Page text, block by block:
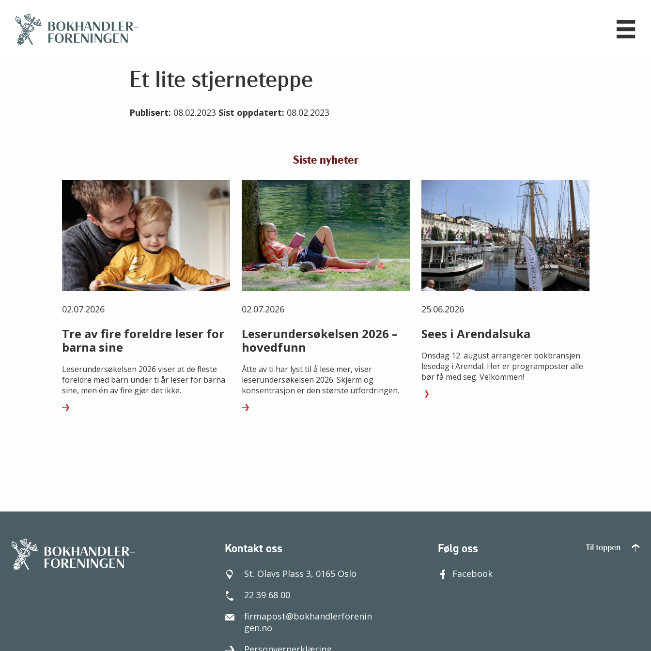
Et lite stjerneteppe
Publisert: 08.02.2023 Sist oppdatert: 08.02.2023
Siste nyheter
02.07.2026
Tre av fire foreldre leser for
barna sine
Leserundersøkelsen 2026 viser at de fleste
foreldre med barn under ti år leser for barna
sine, men én av fire gjør det ikke.
02.07.2026
Leserundersøkelsen 2026 –
hovedfunn
Åtte av ti har lyst til å lese mer, viser
leserundersøkelsen 2026. Skjerm og
konsentrasjon er den største utfordringen.
25.06.2026
Sees i Arendalsuka
Onsdag 12. august arrangerer bokbransjen
lesedag i Arendal. Her er programposter alle
bør få med seg. Velkommen!
Kontakt oss
St. Olavs Plass 3, 0165 Oslo
22 39 68 00
firmapost@bokhandlerforenin
gen.no
Følg oss
Facebook
Til toppen